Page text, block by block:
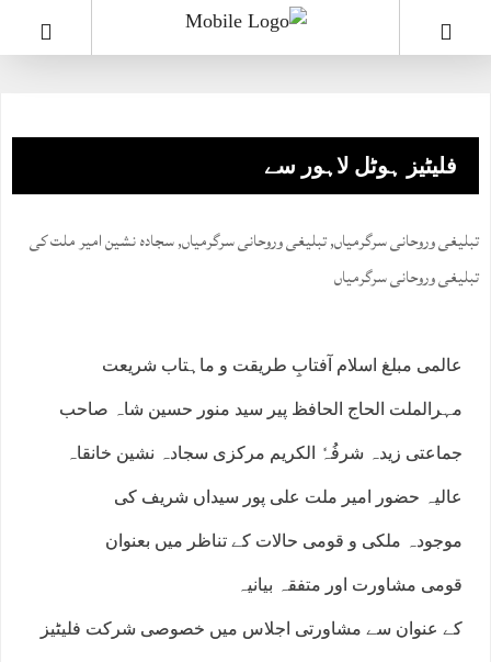
فلیٹیز ہوٹل لاہور سے
تبلیغی وروحانی سرگرمیاں,تبلیغی وروحانی سرگرمیاں,سجادہ نشین امیر ملت کی
تبلیغی وروحانی سرگرمیاں
عالمی مبلغ اسلام آفتابِ طریقت و ماہتاب شریعت
مہرالملت الحاج الحافظ پیر سید منور حسین شاہ صاحب
جماعتی زیدہ شرفُہٗ الکریم مرکزی سجادہ نشین خانقاہ
عالیہ حضور امیر ملت علی پور سیداں شریف کی
موجودہ ملکی و قومی حالات کے تناظر میں بعنوان
قومی مشاورت اور متفقہ بیانیہ
کے عنوان سے مشاورتی اجلاس میں خصوصی شرکت فلیٹیز